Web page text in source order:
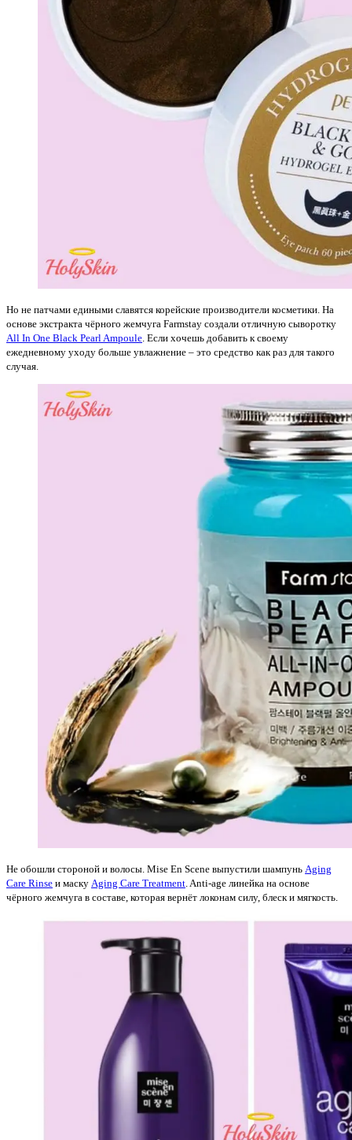
Но не патчами едиными славятся корейские производители косметики. На
основе экстракта чёрного жемчуга Farmstay создали отличную сыворотку
All In One Black Pearl Ampoule . Если хочешь добавить к своему
ежедневному уходу больше увлажнение – это средство как раз для такого
случая.
Не обошли стороной и волосы. Mise En Scene выпустили шампунь Aging
Care Rinse и маску Aging Care Treatment . Anti-age линейка на основе
чёрного жемчуга в составе, которая вернёт локонам силу, блеск и мягкость.